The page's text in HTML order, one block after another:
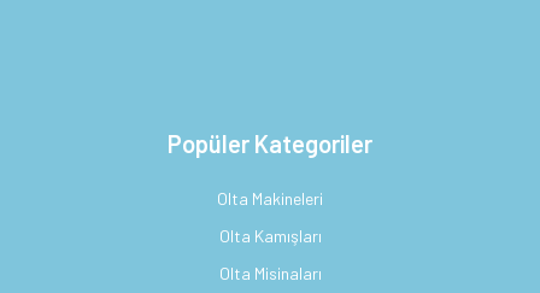
Popüler Kategoriler
Olta Makineleri
Olta Kamışları
Olta Misinaları